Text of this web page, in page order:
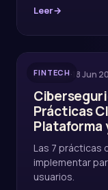
Leer→
FINTECH
FINTECH · 18 Jun
Prácticas
Plataforma
Las 7 prácticas
implementar
usuarios.